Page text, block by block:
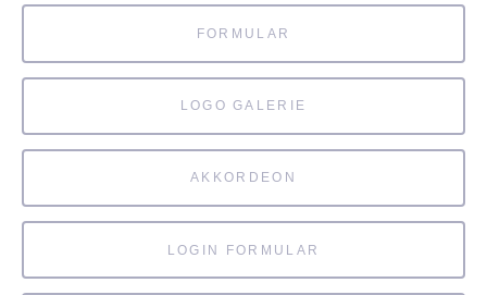
FORMULAR
LOGO GALERIE
AKKORDEON
LOGIN FORMULAR